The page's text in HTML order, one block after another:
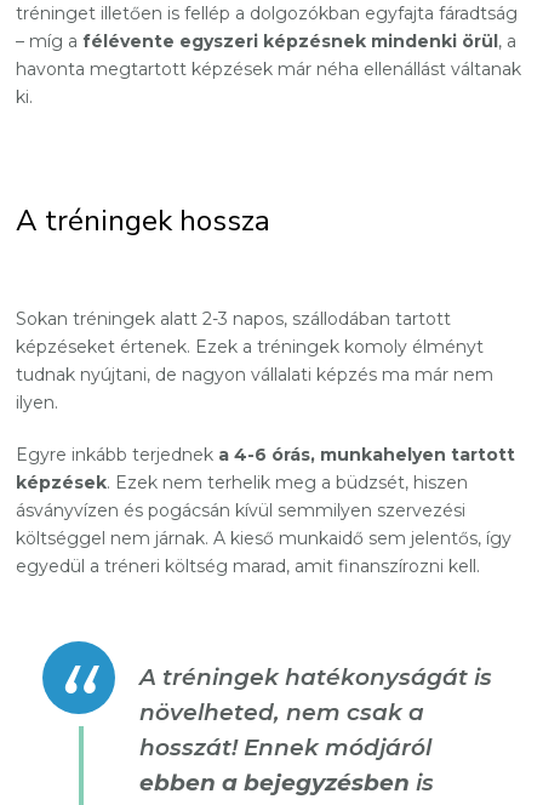
tréninget illetően is fellép a dolgozókban egyfajta fáradtság
– míg afélévente egyszeri képzésnek mindenki örül, a
havonta megtartott képzések már néha ellenállást váltanak
ki.
A tréningek hossza
Sokan tréningek alatt 2-3 napos, szállodában tartott
képzéseket értenek. Ezek a tréningek komoly élményt
tudnak nyújtani, de nagyon vállalati képzés ma már nem
ilyen.
Egyre inkább terjednek a 4-6 órás, munkahelyen tartott
képzések. Ezek nem terhelik meg a büdzsét, hiszen
ásványvízen és pogácsán kívül semmilyen szervezési
költséggel nem járnak. A kieső munkaidő sem jelentős, így
egyedül a tréneri költség marad, amit finanszírozni kell.
A tréningek hatékonyságát is
növelheted, nem csak a
hosszát! Ennek módjáról
ebben a bejegyzésben is